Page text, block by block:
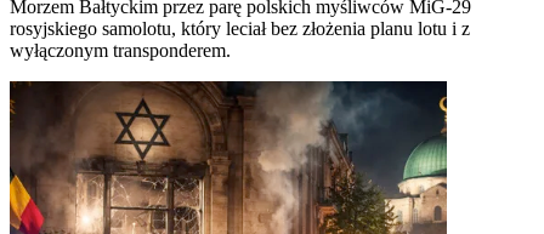
Morzem Bałtyckim przez parę polskich myśliwców MiG-29
rosyjskiego samolotu, który leciał bez złożenia planu lotu i z
wyłączonym transponderem.